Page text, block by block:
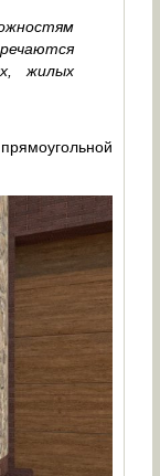
жилых